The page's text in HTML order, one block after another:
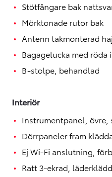
Stötfångare bak
Mörktonade rutor bak
Antenn takmonterad
Bagagelucka med röda
B-stolpe, behandlad
Interiör
Instrumentpanel, övre,
Dörrpaneler fram
Ej Wi-Fi anslutning,
Ratt 3-ekrad, läderklädd